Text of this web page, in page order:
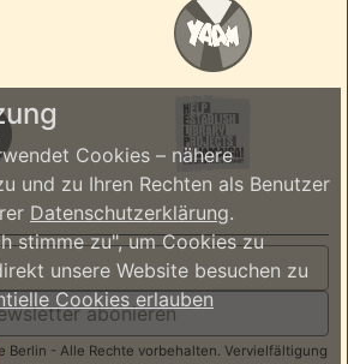
abonieren
Berlin - Alle Rechte vorbehalten. Vervielfältigung
Cookies – nähere
und zu Ihren Rechten als Benutzer
Datenschutzerklärung.
stimme zu", um Cookies zu
unsere Website besuchen zu
Cookies erlauben